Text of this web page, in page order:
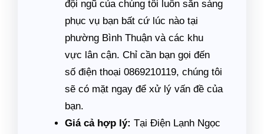
đội ngũ của chúng tôi luôn sẵn sàng
phục vụ bạn bất cứ lúc nào tại
phường Bình Thuận và các khu
vực lân cận. Chỉ cần bạn gọi đến
số điện thoại 0869210119, chúng tôi
sẽ có mặt ngay để xử lý vấn đề của
bạn.
Giá cả hợp lý: Tại Điện Lạnh Ngọc